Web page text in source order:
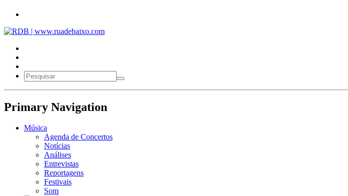
Primary Navigation
Música
Agenda de Concertos
Notícias
Análises
Entrevistas
Reportagens
Festivais
Som